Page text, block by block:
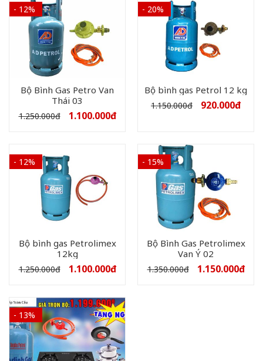
- 12%
Bộ Bình Gas Petro Van
Thái 03
1.250.000đ 1.100.000đ
- 20%
Bộ bình gas Petrol 12 kg
1.150.000đ 920.000đ
- 12%
Bộ bình gas Petrolimex
12kg
1.250.000đ 1.100.000đ
- 15%
Bộ Bình Gas Petrolimex
Van Ý 02
1.350.000đ 1.150.000đ
- 13%